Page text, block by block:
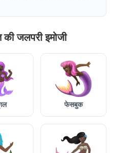
की जलपरी इमोजी
फेसबुक